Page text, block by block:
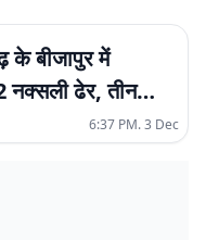
बीजापुर में
नक्सली ढेर, तीन
6:37 PM. 3 Dec